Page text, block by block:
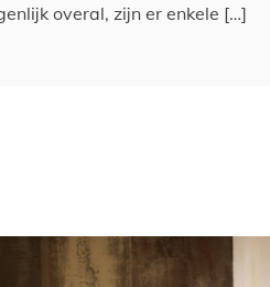
overal, zijn er enkele […]